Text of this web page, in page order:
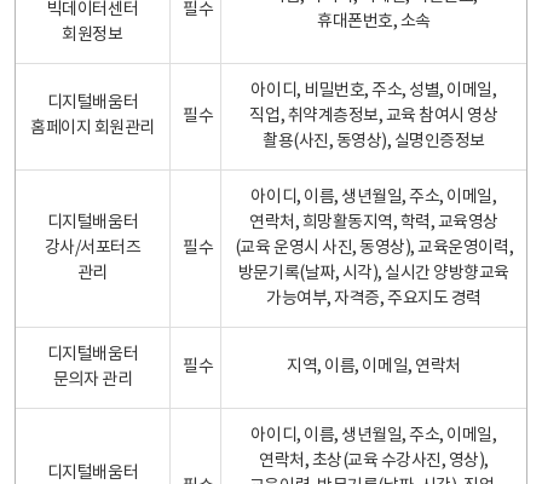
빅데이터센터
회원정보
필수
휴대폰번호, 소속
디지털배움터
홈페이지 회원관리
필수
아이디, 비밀번호, 주소, 성별, 이메일,
직업, 취약계층정보, 교육 참여시 영상
촬용(사진, 동영상), 실명인증정보
디지털배움터
강사/서포터즈
관리
필수
아이디, 이름, 생년월일, 주소, 이메일,
연락처, 희망활동지역, 학력, 교육영상
(교육 운영시 사진, 동영상), 교육운영이력,
방문기록(날짜, 시각), 실시간 양방향교육
가능여부, 자격증, 주요지도 경력
디지털배움터
문의자 관리
필수 지역, 이름, 이메일, 연락처
디지털배움터
아이디, 이름, 생년월일, 주소, 이메일,
연락처, 초상(교육 수강사진, 영상),